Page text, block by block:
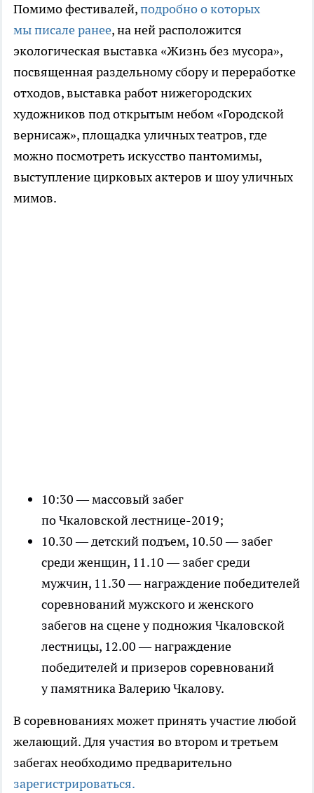
Помимо фестивалей,подробно о которых
мы писале ранее, на ней расположится
экологическая выставка «Жизнь без мусора»,
посвященная раздельному сбору и переработке
отходов, выставка работ нижегородских
художников под открытым небом «Городской
вернисаж», площадка уличных театров, где
можно посмотреть искусство пантомимы,
выступление цирковых актеров и шоу уличных
мимов.
10:30 — массовый забег
по Чкаловской лестнице-2019;
10.30 — детский подъем, 10.50 — забег
среди женщин, 11.10 — забег среди
мужчин, 11.30 — награждение победителей
соревнований мужского и женского
забегов на сцене у подножия Чкаловской
лестницы, 12.00 — награждение
победителей и призеров соревнований
у памятника Валерию Чкалову.
В соревнованиях может принять участие любой
желающий. Для участия во втором и третьем
забегах необходимо предварительно
зарегистрироваться.